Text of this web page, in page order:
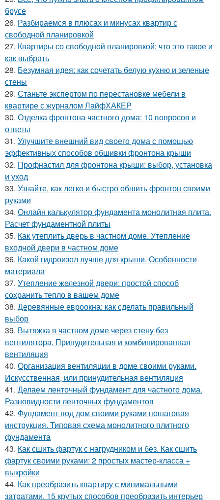
брусе
26. Разбираемся в плюсах и минусах квартир с
свободной планировкой
27. Квартиры со свободной планировкой: что это такое и
как выбрать
28. Безумная идея: как сочетать белую кухню и зеленые
стены
29. Станьте экспертом по перестановке мебели в
квартире с журналом ЛайфХАКЕР
30. Отделка фронтона частного дома: 10 вопросов и
ответы
31. Улучшите внешний вид своего дома с помощью
эффективных способов обшивки фронтона крыши
32. Профнастил для фронтона крыши: выбор, установка
и уход
33. Узнайте, как легко и быстро обшить фронтон своими
руками
34. Онлайн калькулятор фундамента монолитная плита.
Расчет фундаментной плиты
35. Как утеплить дверь в частном доме. Утепление
входной двери в частном доме
36. Какой гидроизол лучше для крыши. Особенности
материала
37. Утепление железной двери: простой способ
сохранить тепло в вашем доме
38. Деревянные евроокна: как сделать правильный
выбор
39. Вытяжка в частном доме через стену без
вентилятора. Принудительная и комбинированная
вентиляция
40. Организация вентиляции в доме своими руками.
Искусственная, или принудительная вентиляция
41. Делаем ленточный фундамент для частного дома.
Разновидности ленточных фундаментов
42. Фундамент под дом своими руками пошаговая
инструкция. Типовая схема монолитного плитного
фундамента
43. Как сшить фартук с нагрудником и без. Как сшить
фартук своими руками: 2 простых мастер-класса +
выкройки
44. Как преобразить квартиру с минимальными
затратами. 15 крутых способов преобразить интерьер